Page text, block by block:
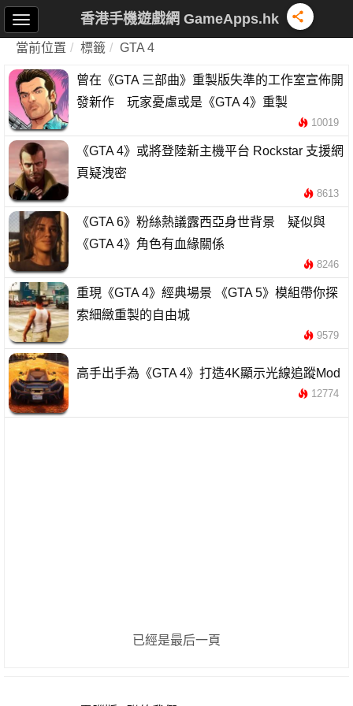
香港手機遊戲網 GameApps.hk
當前位置 標籤 GTA 4
曾在《GTA 三部曲》重製版失準的工作室宣佈開
發新作 玩家憂慮或是《GTA 4》重製
10019
《GTA 4》或將登陸新主機平台 Rockstar 支援網
頁疑洩密
8613
《GTA 6》粉絲熱議露西亞身世背景 疑似與
《GTA 4》角色有血緣關係
8246
重現《GTA 4》經典場景 《GTA 5》模組帶你探
索細緻重製的自由城
9579
高手出手為《GTA 4》打造4K顯示光線追蹤Mod
12774
已經是最后一頁